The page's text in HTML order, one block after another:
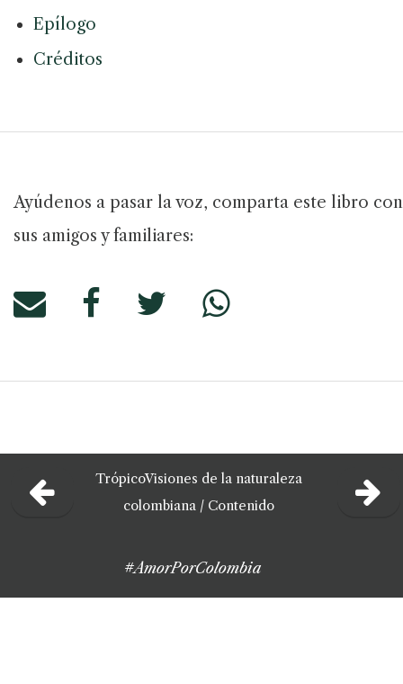
Epílogo
Créditos
Ayúdenos a pasar la voz, comparta este libro con
sus amigos y familiares:
TrópicoVisiones de la naturaleza
colombiana / Contenido
#AmorPorColombia